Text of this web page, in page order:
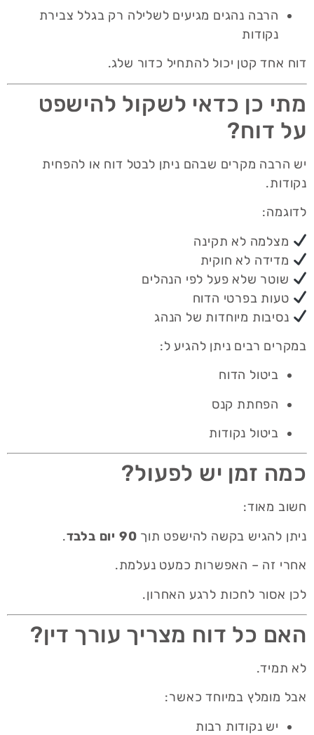
הרבה נהגים מגיעים לשלילה רק בגלל צבירת
נקודות
דוח אחד קטן יכול להתחיל כדור שלג.
מתי כן כדאי לשקול להישפט
על דוח?
יש הרבה מקרים שבהם ניתן לבטל דוח או להפחית
נקודות.
לדוגמה:
מצלמה לא תקינה
מדידה לא חוקית
שוטר שלא פעל לפי הנהלים
טעות בפרטי הדוח
נסיבות מיוחדות של הנהג
במקרים רבים ניתן להגיע ל:
ביטול הדוח
הפחתת קנס
ביטול נקודות
כמה זמן יש לפעול?
חשוב מאוד:
ניתן להגיש בקשה להישפט תוך 90 יום בלבד
.
אחרי זה – האפשרות כמעט נעלמת.
לכן אסור לחכות לרגע האחרון.
האם כל דוח מצריך עורך דין?
לא תמיד.
אבל מומלץ במיוחד כאשר:
יש נקודות רבות